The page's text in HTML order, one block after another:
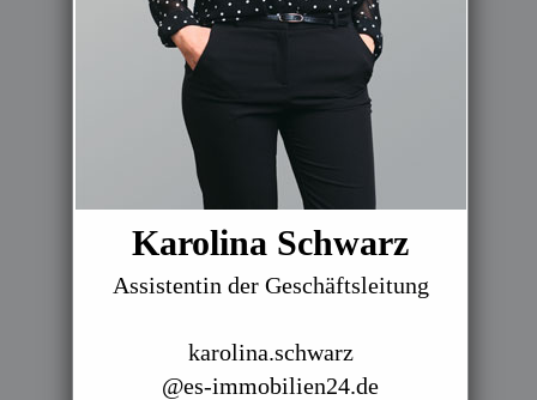
Karolina Schwarz
Assistentin der Geschäftsleitung
karolina.schwarz
@es-immobilien24.de